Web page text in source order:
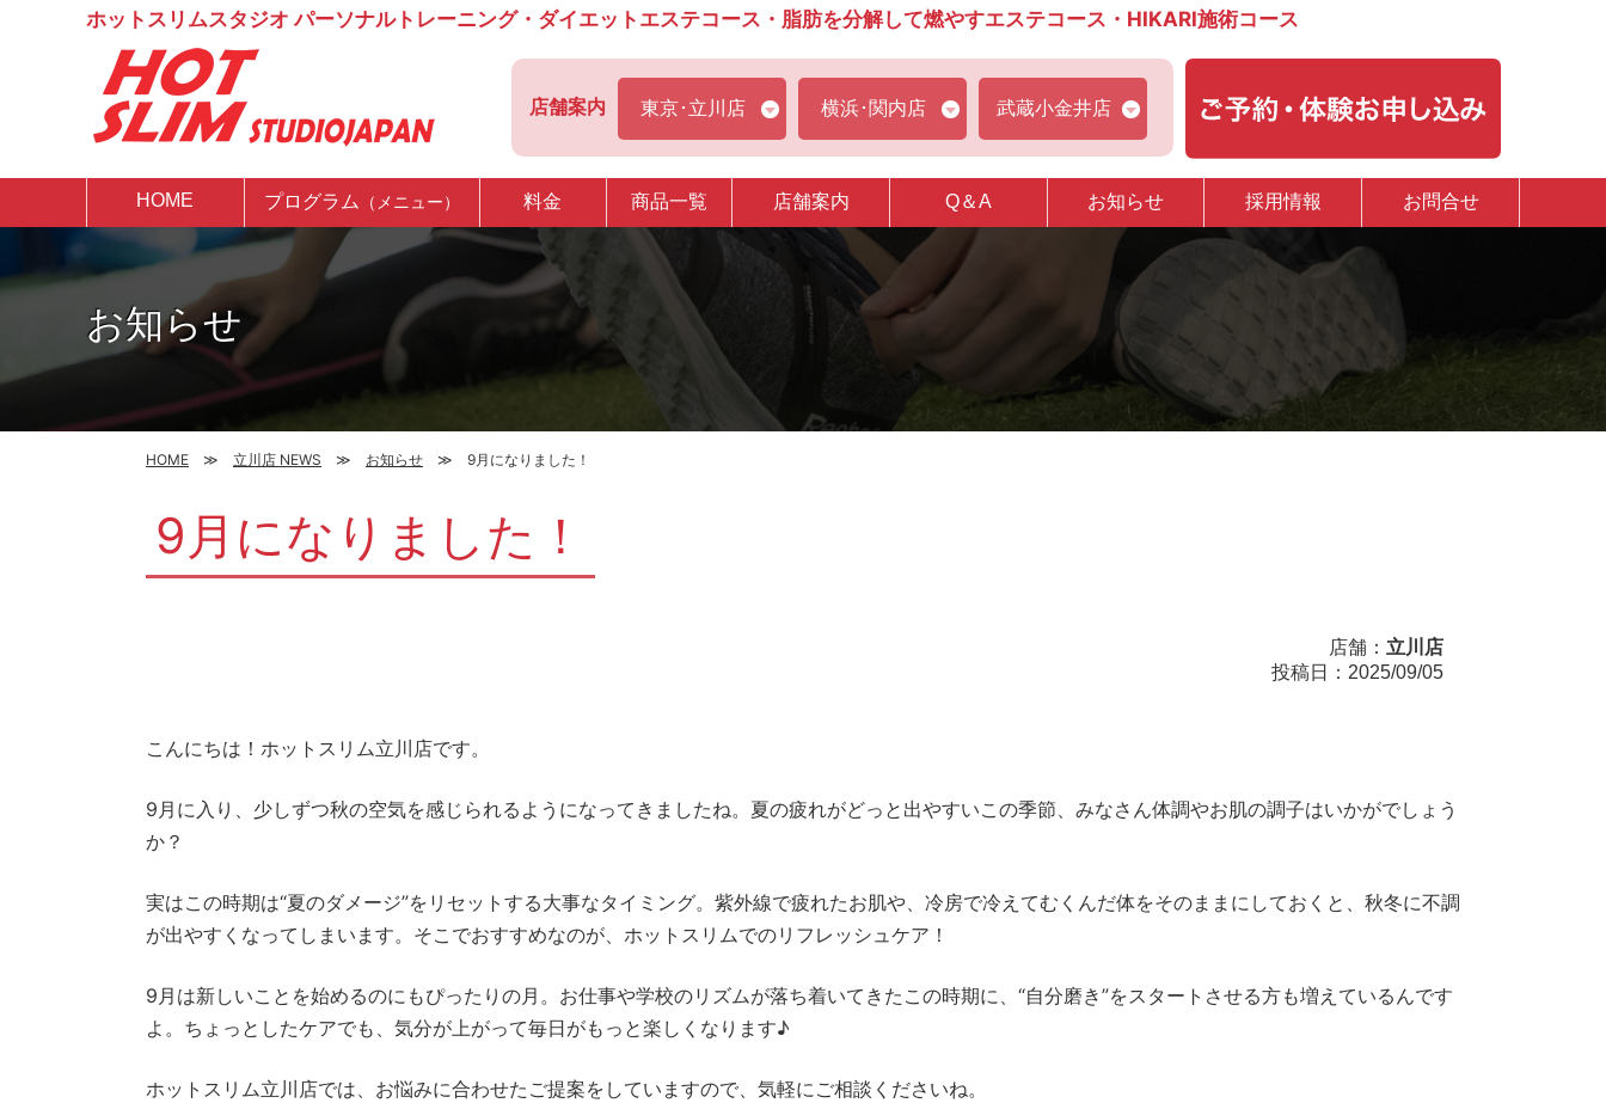
ホットスリムスタジオ パーソナルトレーニング・ダイエットエステコース・脂肪を分解して燃やすエステコース・HIKARI施術コース
店舗案内 東京･立川店 横浜･関内店 武蔵小金井店
HOME プログラム （メニュー） 料金 商品一覧 店舗案内 Q＆A お知らせ 採用情報 お問合せ
お知らせ
HOME 立川店 NEWS お知らせ 9月になりました！
9月になりました！
店舗： 立川店
投稿日：2025/09/05
こんにちは！ホットスリム立川店です。
9月に入り、少しずつ秋の空気を感じられるようになってきましたね。夏の疲れがどっと出やすいこの季節、みなさん体調やお肌の調子はいかがでしょう
か？
実はこの時期は“夏のダメージ”をリセットする大事なタイミング。紫外線で疲れたお肌や、冷房で冷えてむくんだ体をそのままにしておくと、秋冬に不調
が出やすくなってしまいます。そこでおすすめなのが、ホットスリムでのリフレッシュケア！
9月は新しいことを始めるのにもぴったりの月。お仕事や学校のリズムが落ち着いてきたこの時期に、“自分磨き”をスタートさせる方も増えているんです
よ。ちょっとしたケアでも、気分が上がって毎日がもっと楽しくなります♪
ホットスリム立川店では、お悩みに合わせたご提案をしていますので、気軽にご相談くださいね。